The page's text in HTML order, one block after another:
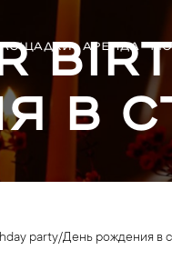
АРЕНДА
в
party/День рождения в